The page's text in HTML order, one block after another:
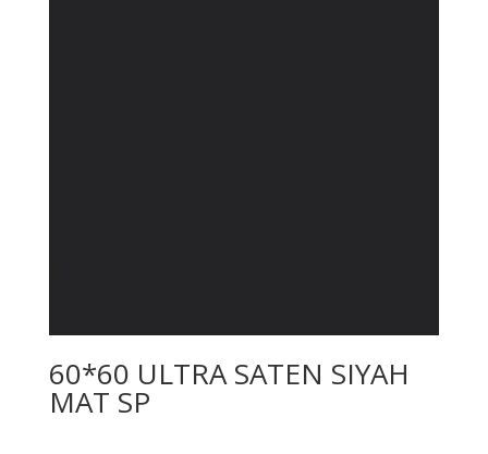
60*60 ULTRA SATEN SIYAH
MAT SP